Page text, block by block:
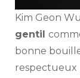
Kim Geon
gentil
bonne
respectueux